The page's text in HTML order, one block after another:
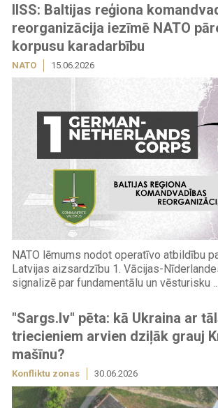
IISS: Baltijas reģiona
reorganizācija iezīmē NATO
korpusu karadarbību
NATO 15.06.2026
NATO lēmums nodot operatīvo atbildību
Latvijas aizsardzību 1. Vācijas-
signalizē par fundamentālu un vēsturisku ...
"Sargs.lv" pēta: kā Ukraina ar
triecieniem arvien dziļāk grauj
mašīnu?
Konfliktu zonas 30.06.2026